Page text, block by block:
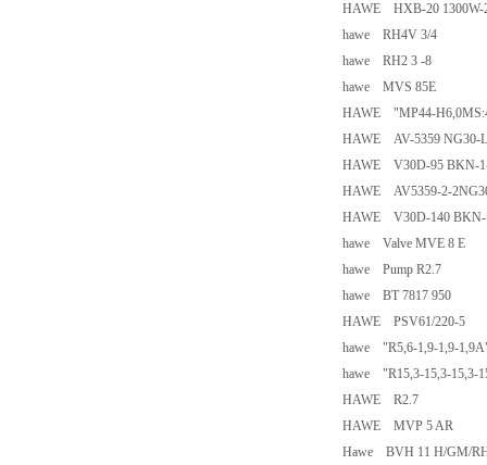
HAWE HXB-20 1300W-
hawe RH4V 3/4
hawe RH2 3 -8
hawe MVS 85E
HAWE "MP44-
HAWE AV-5359 NG30-
HAWE V30D-95 BKN-
HAWE AV5359-2-
HAWE V30D-140 BKN-
hawe Valve MVE 8 E
hawe Pump R2.7
hawe BT 7817 950
HAWE PSV61/220-5
hawe "R5,6-1,9-1,9-
hawe "R15,3-15,3-15,3-
HAWE R2.7
HAWE MVP 5 AR
Hawe BVH 11 H/GM/